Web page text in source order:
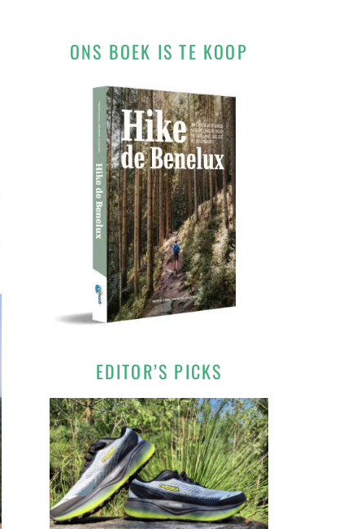
ONS BOEK IS TE KOOP
EDITOR’S PICKS